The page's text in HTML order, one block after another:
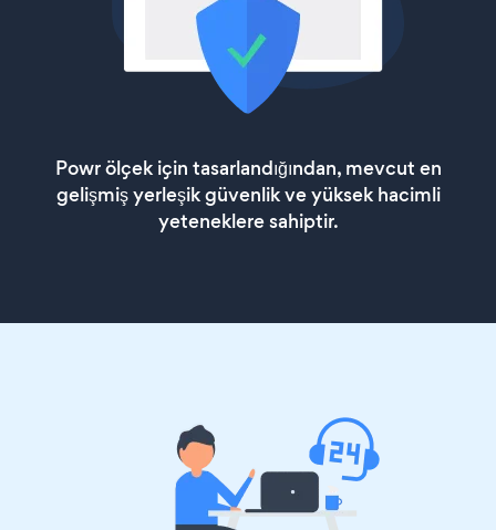
Powr ölçek için tasarlandığından, mevcut en
gelişmiş yerleşik güvenlik ve yüksek hacimli
yeteneklere sahiptir.